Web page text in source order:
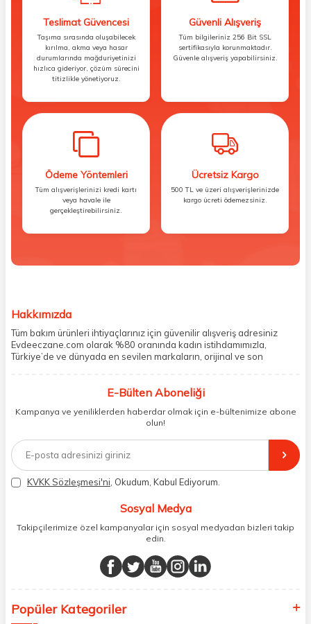
Teslimat Güvencesi
Taşıma sırasında oluşabilecek
kırılma, akma veya hasar
durumlarında mağduriyetinizi
hızlıca gideriyor, çözüm sürecini
titizlikle yönetiyoruz.
Güvenli Alışveriş
Tüm bilgileriniz 256 Bit SSL
sertifikasıyla korunmaktadır.
Güvenle alışveriş yapabilirsiniz.
Ödeme Yöntemleri
Tüm alışverişlerinizi kredi kartı
veya havale ile
gerçekleştirebilirsiniz.
Ücretsiz Kargo
500 TL ve üzeri alışverişlerinizde
kargo ücreti ödemezsiniz.
Hakkımızda
Tüm bakım ürünleri ihtiyaçlarınız için güvenilir alışveriş adresiniz
Evdeeczane.com olarak %80 oranında kadın istihdamımızla,
Türkiye’de ve dünyada en sevilen markaların, orijinal ve son
paketliyoruz. Herhangi bir durumdan dolayı olumsuz olarak geri
müşteri temsilcilerimiz aracılığı ile gerekli tüm desteği sağlıyoruz.
2017 yılından bugüne, yüzlerce marka ve binlerce ürün seçeneğini
doğrudan markalardan ya da markaların yetkili Türkiye
distribütörlerinden faturalı olarak tedarik ediyor ve müşterilerimize
aynı şekilde faturalı ve orijinal ambalajlarda gönderim sağlıyoruz.
Paketleme sürecinde geri dönüştürülebilir malzemeler kullanarak
atık oranımızı en aza indiriyor ve daha yaşanabilir bir dünya
E-Bülten Aboneliği
Kampanya ve yeniliklerden haberdar olmak için e-bültenimize abone
olun!
KVKK Sözleşmesi'ni , Okudum, Kabul Ediyorum.
Sosyal Medya
Takipçilerimize özel kampanyalar için sosyal medyadan bizleri takip
edin.
Popüler Kategoriler